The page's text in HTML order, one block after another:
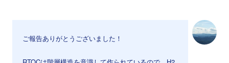
ご報告ありがとうございました！